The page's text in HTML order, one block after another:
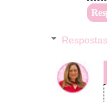
Respostas